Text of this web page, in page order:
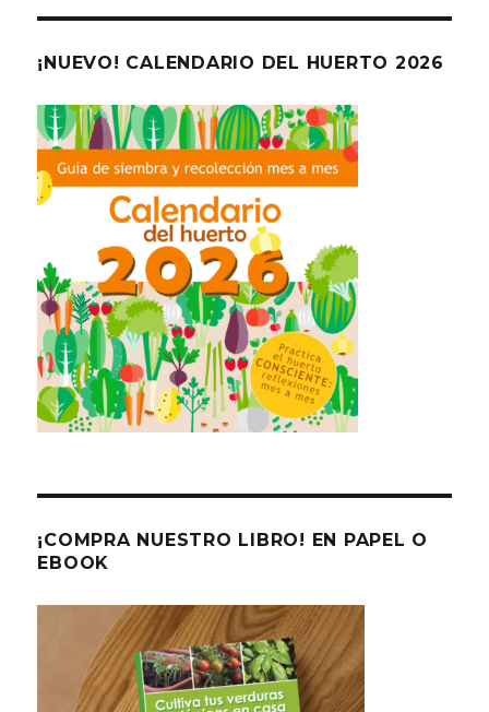
¡NUEVO! CALENDARIO DEL HUERTO 2026
¡COMPRA NUESTRO LIBRO! EN PAPEL O
EBOOK